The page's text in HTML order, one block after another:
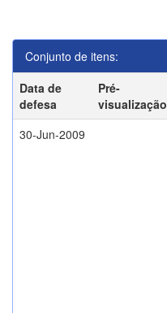
Conjunto de itens:
Data de
defesa
Pré-
visualização
30-Jun-2009